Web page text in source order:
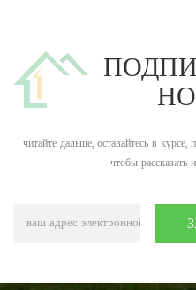
читайте дальше, оставайтесь в
чтобы рассказать